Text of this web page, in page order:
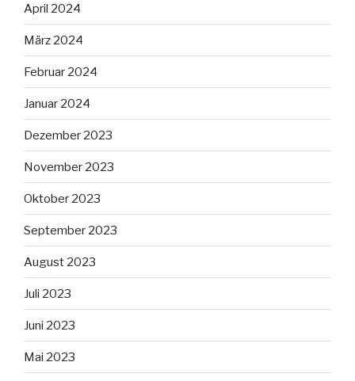
April 2024
März 2024
Februar 2024
Januar 2024
Dezember 2023
November 2023
Oktober 2023
September 2023
August 2023
Juli 2023
Juni 2023
Mai 2023